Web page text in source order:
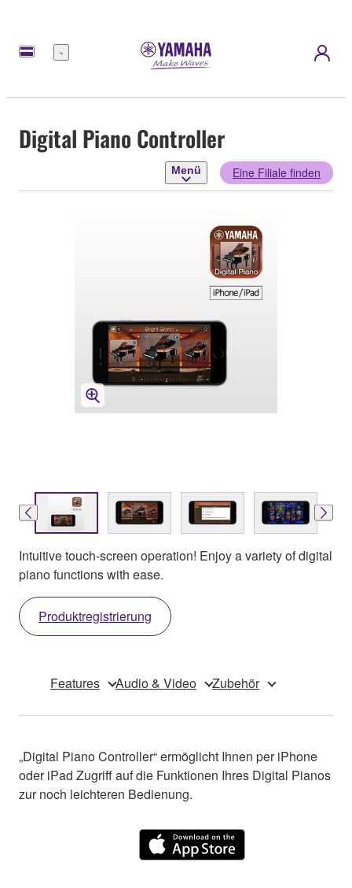
Menü
Digital Piano Controller
Menü Eine Filiale finden
Intuitive touch-screen operation! Enjoy a variety of digital
piano functions with ease.
Produktregistrierung
Features Audio & Video Zubehör
„Digital Piano Controller“ ermöglicht Ihnen per iPhone
oder iPad Zugriff auf die Funktionen Ihres Digital Pianos
zur noch leichteren Bedienung.